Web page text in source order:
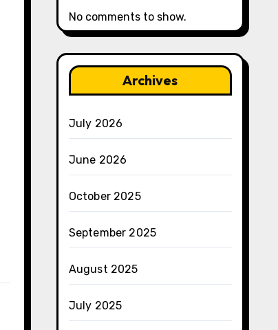
No comments to show.
Archives
July 2026
June 2026
October 2025
September 2025
August 2025
July 2025